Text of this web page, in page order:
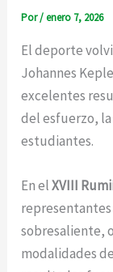
Por/enero 7, 2026
El deporte
Johannes
excelentes
del esfuerzo,
estudiantes.
En elXVIII
sobresaliente,
modalidades